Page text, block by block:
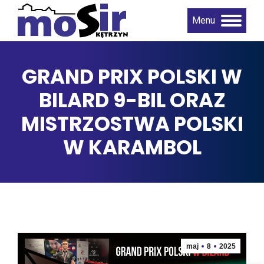
Menu
GRAND PRIX POLSKI W
BILARD 9-BIL ORAZ
MISTRZOSTWA POLSKI
W KARAMBOL
maj 8 2025